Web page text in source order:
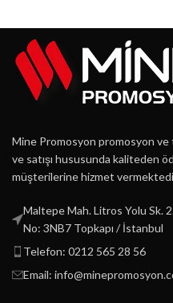
Mine Promosyon promosyon ve
ve satışı hususunda kaliteden
müşterilerine hizmet
Maltepe Mah. Litros Yolu Sk.
No: 3NB7 Topkapı / İstanbul
Telefon: 0212 565 28 56
Email: